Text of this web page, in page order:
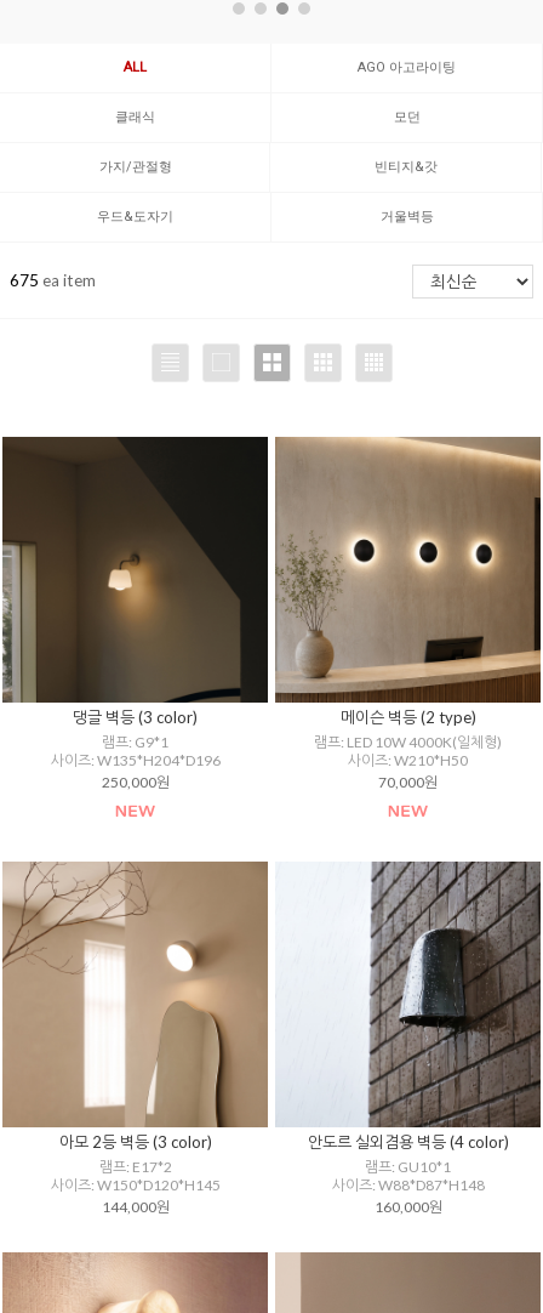
ALL AGO 아고라이팅
클래식 모던
가지/관절형 빈티지&갓
우드&도자기 거울벽등
675 ea item
댕글 벽등 (3 color)
램프: G9*1
사이즈: W135*H204*D196
250,000원
메이슨 벽등 (2 type)
램프: LED 10W 4000K(일체형)
사이즈: W210*H50
70,000원
아모 2등 벽등 (3 color)
램프: E17*2
사이즈: W150*D120*H145
144,000원
안도르 실외겸용 벽등 (4 color)
램프: GU10*1
사이즈: W88*D87*H148
160,000원